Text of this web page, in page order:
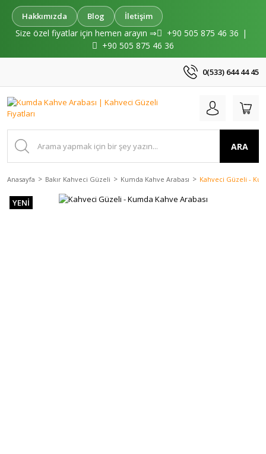
Hakkımızda Blog İletişim
Size özel fiyatlar için hemen arayın ⇒ +90 505 875 46 36 |
+90 505 875 46 36
0(533) 644 44 45
ARA
Anasayfa Bakır Kahveci Güzeli Kumda Kahve Arabası Kahveci Güzeli -
YENİ